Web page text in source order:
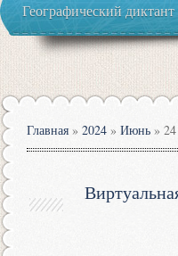
Географический диктант
Главная » 2024 » Июнь » 24